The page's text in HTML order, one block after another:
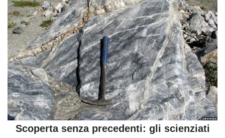
Scoperta senza precedenti: gli scienziati